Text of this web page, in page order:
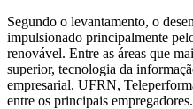
Segundo o levantamento, o
impulsionado principalmente
renovável. Entre as áreas que
superior, tecnologia da
empresarial. UFRN,
entre os principais empregadores.